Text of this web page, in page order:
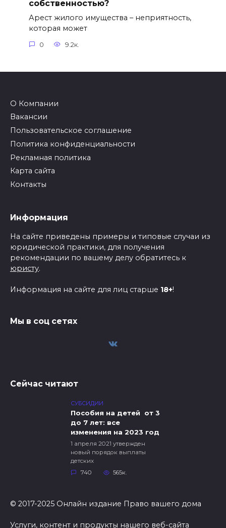
собственностью?
Арест жилого имущества – неприятность,
которая может
0 9.2к.
О Компании
Вакансии
Пользовательское соглашение
Политика конфиденциальности
Рекламная политика
Карта сайта
Контакты
Информация
На сайте приведены примеры и типовые случаи из
юридической практики, для получения
рекомендации по вашему делу обратитесь к
юристу.
Информация на сайте для лиц старше 18+!
Мы в соц сетях
Сейчас читают
СУБСИДИИ
Пособия на детей от 3
до 7 лет: все
изменения на 2023 год
1 апреля 2021 утвержден
новый порядок выплаты
детских
740
565к.
© 2017-2025 Онлайн издание Право вашего дома
Услуги, контент и продукты нашего веб-сайта